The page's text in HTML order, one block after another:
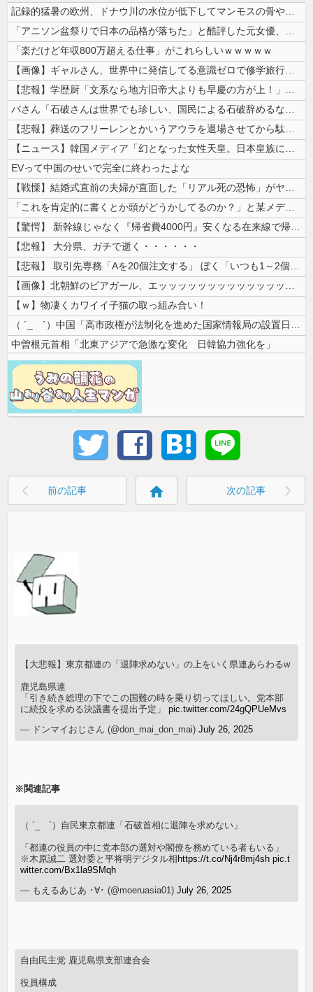
記録的猛暑の欧州、ドナウ川の水位が低下してマンモスの骨や沈没したドイツ...
「アニソン盆祭りで日本の品格が落ちた」と酷評した元女優、「あんたが品格...
「楽だけど年収800万超える仕事」がこれらしいｗｗｗｗｗ
【画像】ギャルさん、世界中に発信してる意識ゼロで修学旅行の宿をSNS公...
【悲報】学歴厨「文系なら地方旧帝大よりも早慶の方が上！」←これｗｗｗｗ
パさん「石破さんは世界でも珍しい、国民による石破辞めるなデモが自然発生...
【悲報】葬送のフリーレンとかいうアウラを退場させてから駄作になった作品...
【ニュース】韓国メディア「幻となった女性天皇。日本皇族に韓半島の男の血...
EVって中国のせいで完全に終わったよな
【戦慄】結婚式直前の夫婦が直面した「リアル死の恐怖」がヤバすぎる・・・...
「これを肯定的に書くとか頭がどうかしてるのか？」と某メディアの焚書称賛...
【驚愕】 新幹線じゃなく『帰省費4000円』安くなる在来線で帰省した結...
【悲報】 大分県、ガチで逝く・・・・・・
【悲報】 取引先専務「Aを20個注文する」 ぼく「いつも1～2個しか使...
【画像】北朝鮮のビアガール、エッッッッッッッッッッッッッッッッッ！
【ｗ】物凄くカワイイ子猫の取っ組み合い！
（ ´_ゝ`）中国「高市政権が法制化を進めた国家情報局の設置日が7月3...
中曽根元首相「北東アジアで急激な変化 日韓協力強化を」
前の記事 home 次の記事
【大悲報】東京都連の「退陣求めない」の上をいく県連あらわるw
鹿児島県連
「引き続き総理の下でこの国難の時を乗り切ってほしい。党本部
に続投を求める決議書を提出予定」pic.twitter.com/24gQPUeMvs
— ドンマイおじさん (@don_mai_don_mai)July 26, 2025
※関連記事
（ ´_ゝ`）自民東京都連「石破首相に退陣を求めない」
「都連の役員の中に党本部の選対や閣僚を務めている者もいる」
※木原誠二 選対委と平将明デジタル相 https://t.co/Nj4r8mj4sh pic.t
witter.com/Bx1la9SMqh
— もえるあじあ ･∀･ (@moeruasia01)July 26, 2025
自由民主党 鹿児島県支部連合会
役員構成